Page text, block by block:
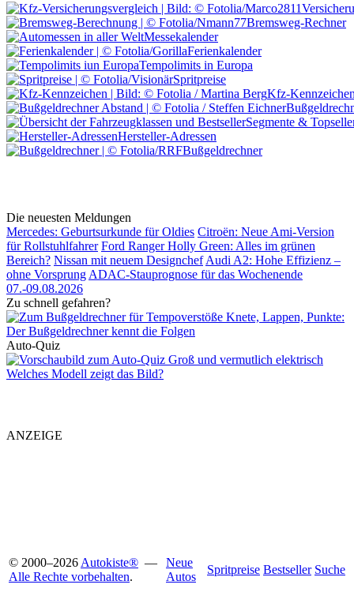
Bremsweg-Rechner
Messekalender
Ferienkalender
Tempolimits in Europa
Spritpreise
Kfz-
Segmente &
Hersteller-Adressen
Bußgeldrechner
Die neuesten Meldungen
Mercedes: Geburtsurkunde für Oldies Citroën: Neue Ami-Version
für Rollstuhlfahrer Ford Ranger Holly Green: Alles im grünen
Bereich? Nissan mit neuem Designchef Audi A2: Hohe Effizienz –
ohne Vorsprung ADAC-Stauprognose für das Wochenende
07.-09.08.2026
Zu schnell gefahren?
Knete, Lappen, Punkte:
Der Bußgeldrechner kennt die Folgen
Auto-Quiz
Groß und vermutlich elektrisch
Welches Modell zeigt das Bild?
ANZEIGE
© 2000–2026 Autokiste® —
Alle Rechte vorbehalten.
Neue
Autos
Spritpreise Bestseller Suche